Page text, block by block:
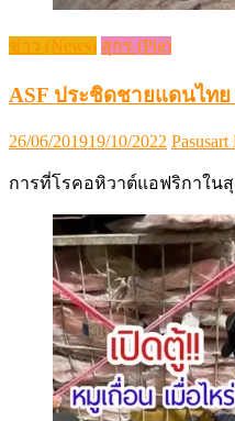
ข่าว (News) สุกร (Pig)
ASF ประชิดชายแดนไท
Posted
26/06/201919/10/2022 Author
Pasusart
การที่โรคอหิวาต์แอฟริกาใน